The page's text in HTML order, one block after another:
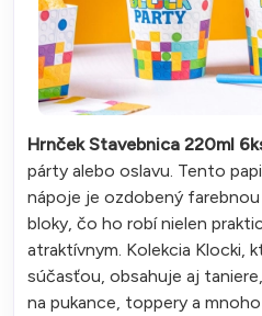
Hrnček Stavebnica 220ml
párty alebo oslavu. Tento
nápoje je ozdobený
bloky, čo ho robí nielen
atraktívnym. Kolekcia Klocki,
súčasťou, obsahuje aj
na pukance, toppery a